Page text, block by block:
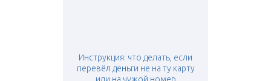
Инструкция: что делать, если
перевёл деньги не на ту карту